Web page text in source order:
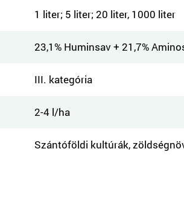
1 liter; 5 liter; 20 liter, 1000 liter
23,1% Huminsav + 21,7%
III. kategória
2-4 l/ha
Szántóföldi kultúrák,